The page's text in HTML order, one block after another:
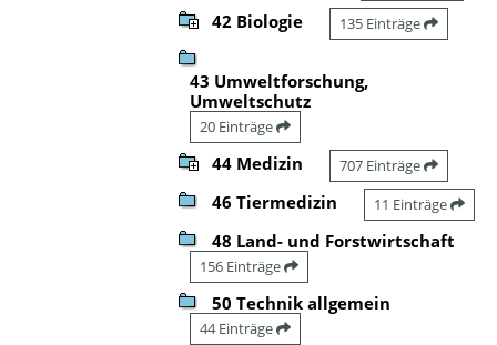
42 Biologie 135 Einträge
43 Umweltforschung,
Umweltschutz
20 Einträge
44 Medizin 707 Einträge
46 Tiermedizin 11 Einträge
48 Land- und Forstwirtschaft
156 Einträge
50 Technik allgemein
44 Einträge